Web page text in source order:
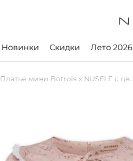
Новинки Скидки Лето 2026
Платье мини Botrois x NUSELF с цветочным принтом